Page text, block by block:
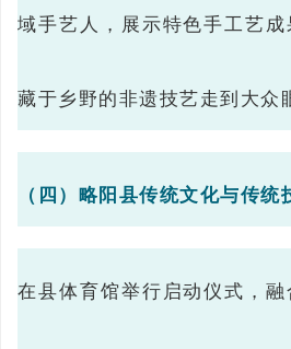
域手艺人，展示特色手工艺
藏于乡野的非遗技艺走到大众
（四）略阳县传统文化与传
在县体育馆举行启动仪式，